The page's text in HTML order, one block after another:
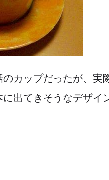
カップだったが、実
出てきそうなデザイ